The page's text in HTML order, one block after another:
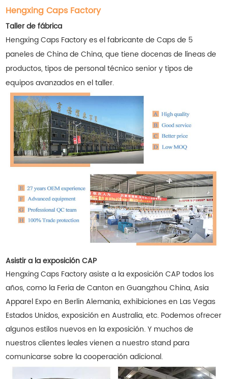
Hengxing Caps Factory
Taller de fábrica
Hengxing Caps Factory es el fabricante de Caps de 5
paneles de China de China, que tiene docenas de líneas de
productos, tipos de personal técnico senior y tipos de
equipos avanzados en el taller.
Asistir a la exposición CAP
Hengxing Caps Factory asiste a la exposición CAP todos los
años, como la Feria de Canton en Guangzhou China, Asia
Apparel Expo en Berlin Alemania, exhibiciones en Las Vegas
Estados Unidos, exposición en Australia, etc. Podemos ofrecer
algunos estilos nuevos en la exposición. Y muchos de
nuestros clientes leales vienen a nuestro stand para
comunicarse sobre la cooperación adicional.